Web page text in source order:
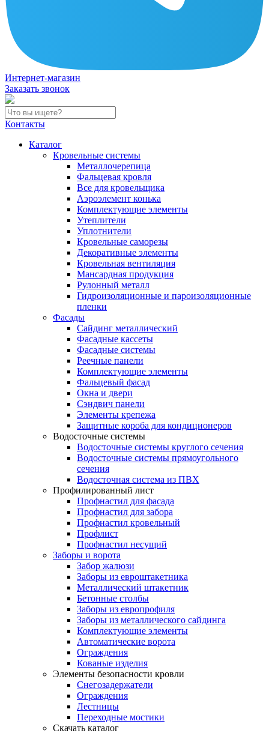
Интернет-магазин
Заказать звонок
Контакты
Каталог
Кровельные системы
Металлочерепица
Фальцевая кровля
Все для кровельщика
Аэроэлемент конька
Комплектующие элементы
Утеплители
Уплотнители
Кровельные саморезы
Декоративные элементы
Кровельная вентиляция
Мансардная продукция
Рулонный металл
Гидроизоляционные и пароизоляционные
пленки
Фасады
Сайдинг металлический
Фасадные кассеты
Фасадные системы
Реечные панели
Комплектующие элементы
Фальцевый фасад
Окна и двери
Сэндвич панели
Элементы крепежа
Защитные короба для кондиционеров
Водосточные системы
Водосточные системы круглого сечения
Водосточные системы прямоугольного
сечения
Водосточная система из ПВХ
Профилированный лист
Профнастил для фасада
Профнастил для забора
Профнастил кровельный
Профлист
Профнастил несущий
Заборы и ворота
Забор жалюзи
Заборы из евроштакетника
Металлический штакетник
Бетонные столбы
Заборы из европрофиля
Заборы из металлического сайдинга
Комплектующие элементы
Автоматические ворота
Ограждения
Кованые изделия
Элементы безопасности кровли
Снегозадержатели
Ограждения
Лестницы
Переходные мостики
Скачать каталог